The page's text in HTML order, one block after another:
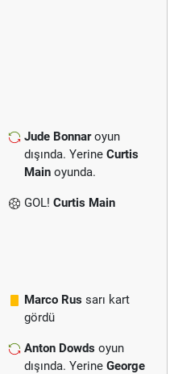
Jude Bonnaroyun
dışında. Yerine Curtis
Main oyunda.
GOL! Curtis Main
Marco Rus sarı kart
gördü
Anton Dowds oyun
dışında. Yerine George